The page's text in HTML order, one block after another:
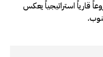
قارياً استراتيجياً يعكس